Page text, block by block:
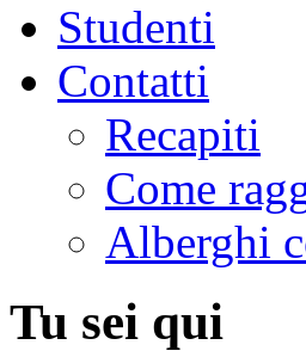
Studenti
Contatti
Recapiti
Come
Alberghi
Tu sei qui